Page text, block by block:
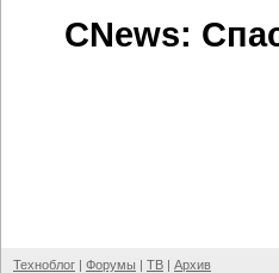
CNews:
Техноблог | Форумы | ТВ | Архив